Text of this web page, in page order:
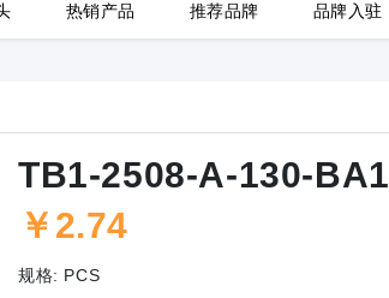
热销产品 推荐品牌 品牌入驻
LC80-2.54-10P-130-00A
TB1-2508-A-130-BA1
￥2.74
规格: PCS